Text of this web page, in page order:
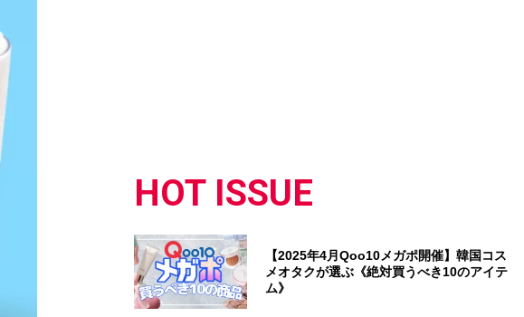
HOT ISSUE
【2025年4月Qoo10メガポ開催】韓国コス
メオタクが選ぶ《絶対買うべき10のアイテ
ム》